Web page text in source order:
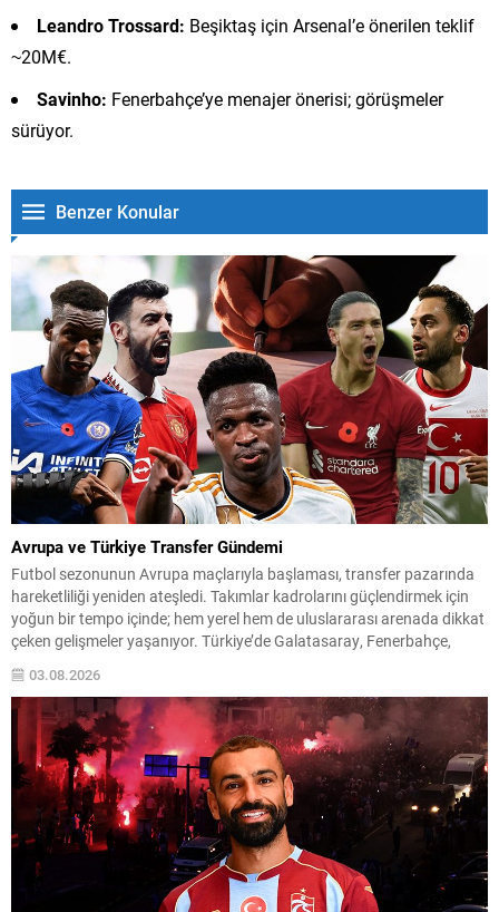
Leandro Trossard: Beşiktaş için Arsenal’e önerilen teklif
~20M€.
Savinho: Fenerbahçe’ye menajer önerisi; görüşmeler
sürüyor.
Benzer Konular
Avrupa ve Türkiye Transfer Gündemi
Futbol sezonunun Avrupa maçlarıyla başlaması, transfer pazarında
hareketliliği yeniden ateşledi. Takımlar kadrolarını güçlendirmek için
yoğun bir tempo içinde; hem yerel hem de uluslararası arenada dikkat
çeken gelişmeler yaşanıyor. Türkiye’de Galatasaray, Fenerbahçe,
taraftar beklentilerini karşılamaya çalışırken; Avrupa kulüpleri de
transfer stratejilerini belirleyerek sezon...
03.08.2026